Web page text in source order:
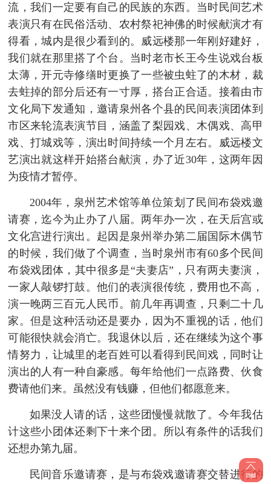
流，我们一定要有自己的民族的东西。当时民间艺术
表演只有在民俗活动、农村祭祀神佛的时候献演才有
得看，城内是很少看到的。威远楼那一年刚好建好，
我们就在那里搭了个台。当时老市长王今生说戏台板
太薄，开元寺修缮时更换了一些被虫蛀了的木材，裁
去蛀掉的部分后还有一寸厚，搭台正合适。接着由市
文化局下发通知，邀请泉州各个县的民间表演团体到
市区来轮流表演节目，涵盖了梨园戏、木偶戏、高甲
戏、打城戏等，演出时间持续一个月左右。威远楼文
艺演出就这样开始搭台献演，办了近30年，这两年因
为疫情才暂停。
2004年，泉州艺术馆等单位策划了民间布袋戏邀
请赛，迄今为止办了八届。两年办一次，在天后宫或
文化宫进行演出。起因是泉州举办第二届国际木偶节
的时候，我们做了个调查，当时泉州市有60多个民间
布袋戏团体，其中很多是“夫妻店”，只有两夫妻演，
一家人敲锣打鼓。他们的表演很传统，费用也不高，
演一晚两三百元人民币。前几年再调查，只剩二十几
家。但是这种活动还是要办，因为不重视的话，他们
可能很快就会消亡。我退休以后，还在继续为这个事
情努力，让城里的老百姓可以看得到民间戏，同时让
演出的人有一种自豪感。每年给他们一点路费、伙食
费请他们来。虽然没有钱赚，但他们都愿意来。
如果没人请的话，这些团慢慢就散了。今年我估
计这些小团体还剩下十来个团。所以有条件的话我们
还想办第九届。
民间音乐邀请赛，是与布袋戏邀请赛交替进行的